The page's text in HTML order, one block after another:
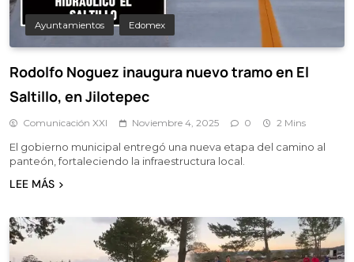
Ayuntamientos Edomex
Rodolfo Noguez inaugura nuevo tramo en El
Saltillo, en Jilotepec
Comunicación XXI Noviembre 4, 2025 0 2 Mins
El gobierno municipal entregó una nueva etapa del camino al
panteón, fortaleciendo la infraestructura local.
LEE MÁS